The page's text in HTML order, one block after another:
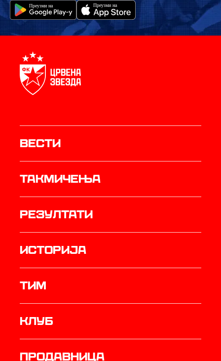
Вести
Такмичења
резултати
историја
ТИМ
Клуб
продавница